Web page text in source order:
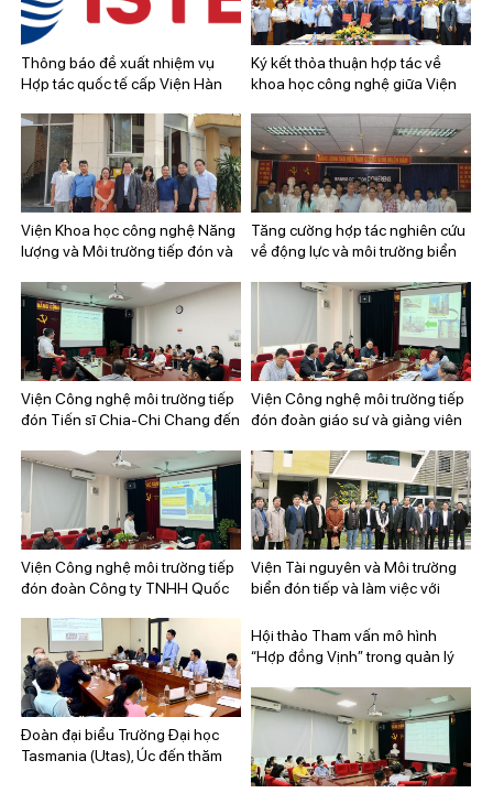
Thông báo đề xuất nhiệm vụ
Hợp tác quốc tế cấp Viện Hàn
lâm Khoa học Ba Lan giai đoạn
2026-2027
Ký kết thỏa thuận hợp tác về
khoa học công nghệ giữa Viện
lượng và Môi trường (ISTEE) và
Công ty TNHH Một thành viên
Ứng dụng công nghệ mới và Du
lịch (NEWTATCO)
Viện Khoa học công nghệ Năng
lượng và Môi trường tiếp đón và
giảng viên từ các trường Đại học
tại Đài Loan và đoàn tham tán
khoa học đến từ Văn phòng Kinh
tế và Văn hóa Đài Bắc tại Hà Nội
(Trung Quốc)
Tăng cường hợp tác nghiên cứu
về động lực và môi trường biển
Hoàng gia Vương quốc Bỉ
Viện Công nghệ môi trường tiếp
đón Tiến sĩ Chia-Chi Chang đến
lượng sinh học Đài Loan
Viện Công nghệ môi trường tiếp
đón đoàn giáo sư và giảng viên
Loan.
Viện Công nghệ môi trường tiếp
đón đoàn Công ty TNHH Quốc
Viện Tài nguyên và Môi trường
biển đón tiếp và làm việc với
Quốc gia Hàn Quốc
Đoàn đại biểu Trường Đại học
Tasmania (Utas), Úc đến thăm
Hội thảo Tham vấn mô hình
“Hợp đồng Vịnh” trong quản lý